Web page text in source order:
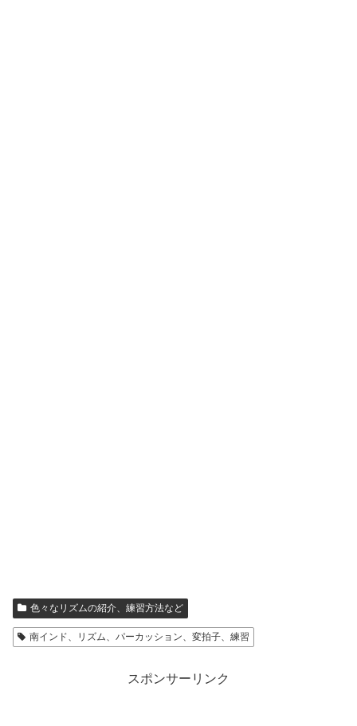
色々なリズムの紹介、練習方法など
南インド、リズム、パーカッション、変拍子、練習
スポンサーリンク